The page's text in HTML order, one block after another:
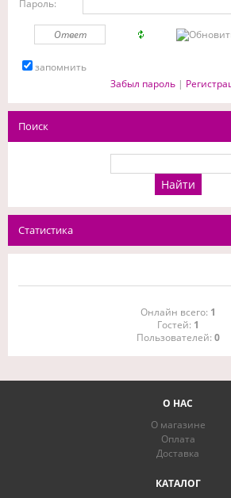
Пароль:
запомнить
Забыл пароль|
Поиск
Статистика
Онлайн всего: 1
Гостей: 1
Пользователей: 0
О НАС
О магазине
Оплата
Доставка
КАТАЛОГ